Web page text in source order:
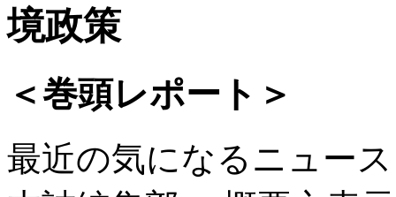
境政策
＜巻頭レポート＞
最近の気になるニュー